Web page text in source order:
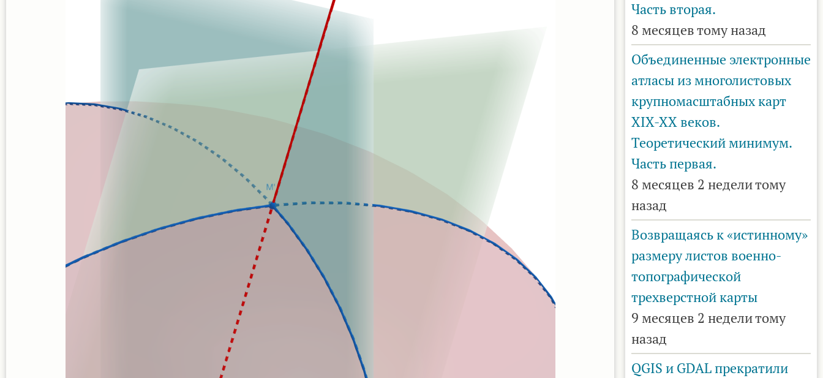
Часть вторая.
8 месяцев тому назад
Объединенные электронные
атласы из многолистовых
крупномасштабных карт
XIX-XX веков.
Теоретический минимум.
Часть первая.
8 месяцев 2 недели тому
назад
Возвращаясь к «истинному»
размеру листов военно-
топографической
трехверстной карты
9 месяцев 2 недели тому
назад
QGIS и GDAL прекратили